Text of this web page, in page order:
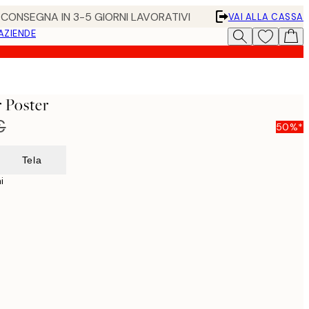
IN 3-5 GIORNI LAVORATIVI
VAI ALLA CASSA
Poster
50%*
Tela